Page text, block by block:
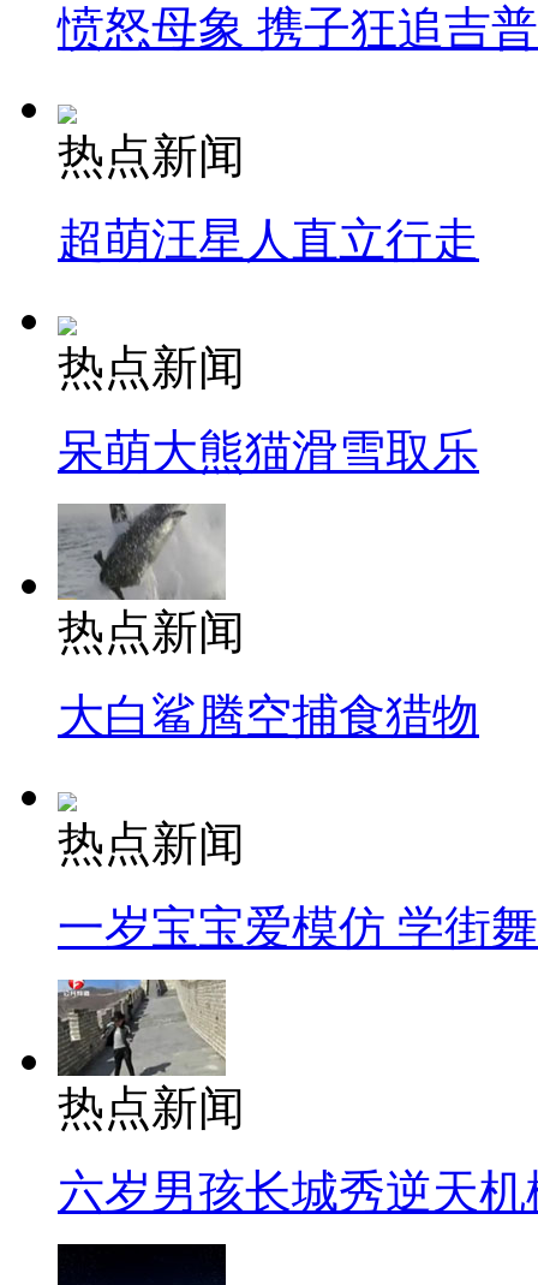
愤怒母象 携子狂追吉
热点新闻
超萌汪星人直立行走
热点新闻
呆萌大熊猫滑雪取乐
热点新闻
大白鲨腾空捕食猎物
热点新闻
一岁宝宝爱模仿 学街
热点新闻
六岁男孩长城秀逆天机